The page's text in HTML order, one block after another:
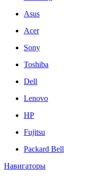
Asus
Acer
Sony
Toshiba
Dell
Lenovo
HP
Fujitsu
Packard Bell
Навигаторы